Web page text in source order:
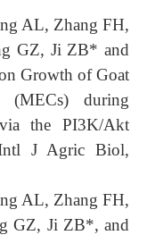
AL, Zhang FH,
GZ, Ji ZB* and
Growth of Goat
(MECs) during
the PI3K/Akt
J Agric Biol,
AL, Zhang FH,
GZ, Ji ZB*, and